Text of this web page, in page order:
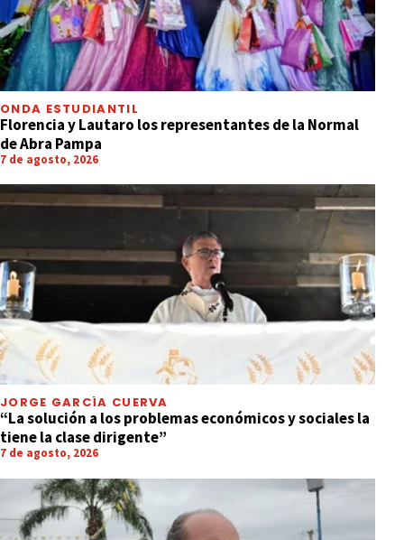
ONDA ESTUDIANTIL
Florencia y Lautaro los representantes de la Normal
de Abra Pampa
7 de agosto, 2026
JORGE GARCÍA CUERVA
“La solución a los problemas económicos y sociales la
tiene la clase dirigente”
7 de agosto, 2026